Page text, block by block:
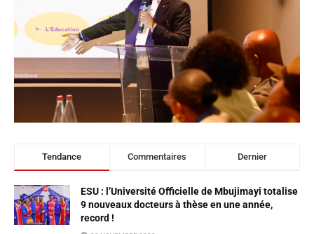
Tendance Commentaires Dernier
ESU : l’Université Officielle de Mbujimayi totalise
9 nouveaux docteurs à thèse en une année,
record !